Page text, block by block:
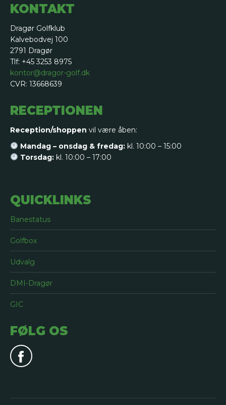
KONTAKT
Dragør Golfklub
Kalvebodvej 100
2791 Dragør
Tlf: +45 3253 8975
kontor@dragor-golf.dk
CVR: 13668639
RECEPTIONEN
Reception/shoppen vil være åben:
Mandag – onsdag & fredag:kl. 10:00 – 15:00
Torsdag:kl. 10:00 – 17:00
QUICKLINKS
Banestatus
Golfbox
Udvalg
DMI-Dragør
GIC
FØLG OS